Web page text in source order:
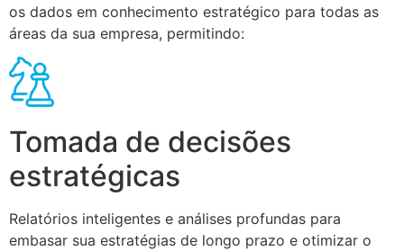
os dados em conhecimento estratégico para todas as
áreas da sua empresa, permitindo:
Tomada de decisões
estratégicas
Relatórios inteligentes e análises profundas para
embasar sua estratégias de longo prazo e otimizar o